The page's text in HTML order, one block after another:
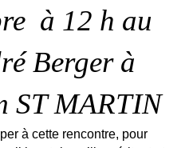
à 12 h au
Berger à
ST MARTIN
à cette rencontre, pour